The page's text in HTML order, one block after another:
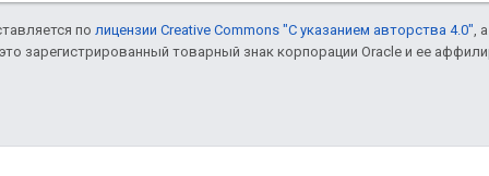
по лицензии Creative Commons "С указанием авторства 4.0",
зарегистрированный товарный знак корпорации Oracle и ее